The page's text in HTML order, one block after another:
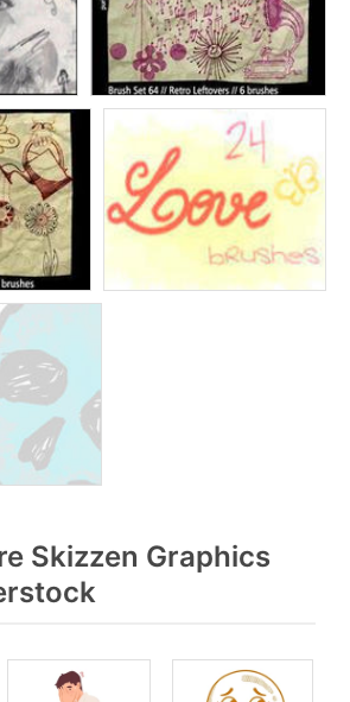
Skizzen Graphics